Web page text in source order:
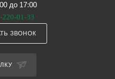
до 17:00
220-01-33
ЗВОНОК